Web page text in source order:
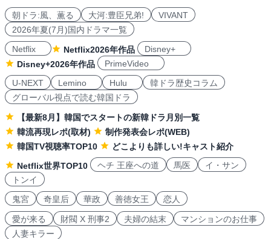
朝ドラ:風、薫る 大河:豊臣兄弟!
VIVANT
2026年夏(7月)国内ドラマ一覧
Netflix
Netflix2026年作品
Disney+
Disney+2026年作品
PrimeVideo
U-NEXT
Lemino Hulu
韓ドラ歴史コラム
グローバル視点で読む韓国ドラ
【最新8月】韓国でスタートの新韓ドラ月別一覧
韓流再現レポ(取材)
制作発表会レポ(WEB)
韓国TV視聴率TOP10
どこよりも詳しい!キャスト紹介
Netflix世界TOP10
ヘチ 王座への道 馬医
イ・サン
トンイ
鬼宮
奇皇后 華政 善徳女王 恋人
愛が来る 財閥 X 刑事2 夫婦の結末
マンションのお仕事
人妻キラー